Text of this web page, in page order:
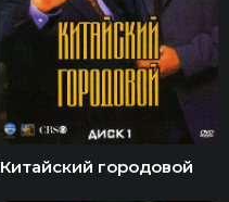
Китайский городовой